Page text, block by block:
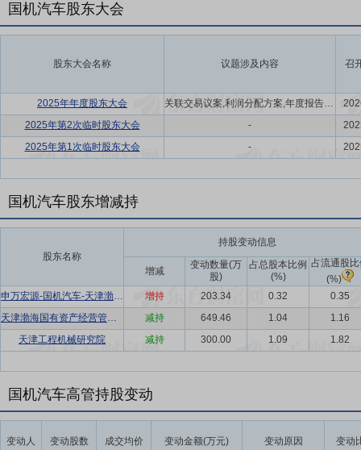
国机汽车股东大会
股东大会名称 议题涉及内容 召
2025年年度股东大会 关联交易议案,利润分配方案,年度报告(摘要)议案
2025年第2次临时股东大会
-
2025年第1次临时股东大会
-
国机汽车股东增减持
股东名称
持股变动信息
增减
变动数量(万
股)
占总股本比例
(%)
占流通股
(%)
申万宏源-国机汽车-天津渤海国资公司定向资产管理计划
增持 203.34 0.32
0.35
天津渤海国有资产经营管理有限公司
减持 649.46 1.04
1.16
天津工程机械研究院
减持 300.00 1.09 1.82
国机汽车高管持股变动
变动人 变动股数 成交均价 变动金额(万元) 变动原因 变动